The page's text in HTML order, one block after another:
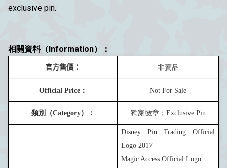
exclusive pin.
相關資料（Information）：
官方售價 ： 非賣品
Official Price： Not For Sale
類別 （Category）： 獨家徽章； Exclusive Pin
Disney Pin Trading Official
Logo 2017
Magic Access Official Logo